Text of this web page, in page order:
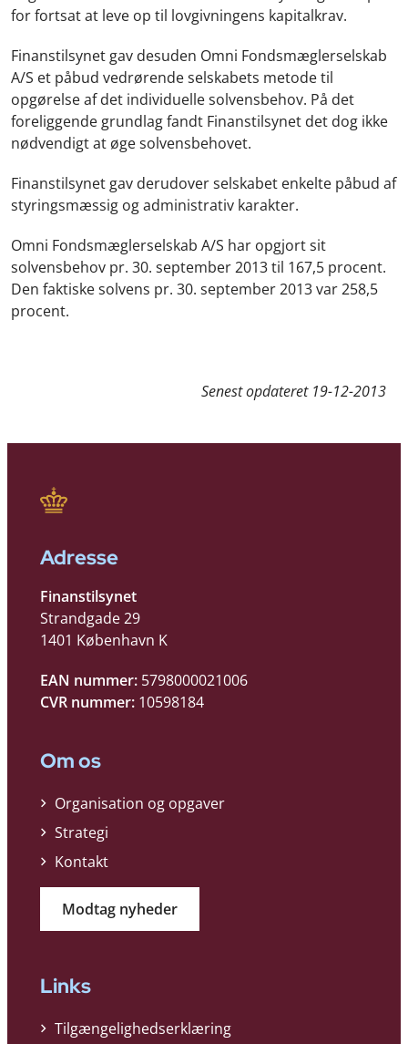
for fortsat at leve op til lovgivningens kapitalkrav.
Finanstilsynet gav desuden Omni Fondsmæglerselskab
A/S et påbud vedrørende selskabets metode til
opgørelse af det individuelle solvensbehov. På det
foreliggende grundlag fandt Finanstilsynet det dog ikke
nødvendigt at øge solvensbehovet.
Finanstilsynet gav derudover selskabet enkelte påbud af
styringsmæssig og administrativ karakter.
Omni Fondsmæglerselskab A/S har opgjort sit
solvensbehov pr. 30. september 2013 til 167,5 procent.
Den faktiske solvens pr. 30. september 2013 var 258,5
procent.
Senest opdateret 19-12-2013
Adresse
Finanstilsynet
Strandgade 29
1401 København K
EAN nummer: 5798000021006
CVR nummer: 10598184
Om os
Organisation og opgaver
Strategi
Kontakt
Modtag nyheder
Links
Tilgængelighedserklæring